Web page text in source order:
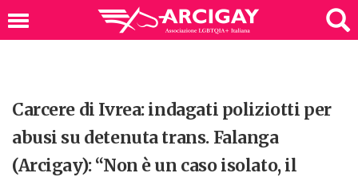
Carcere di Ivrea: indagati poliziotti per
abusi su detenuta trans. Falanga
(Arcigay): “Non è un caso isolato, il